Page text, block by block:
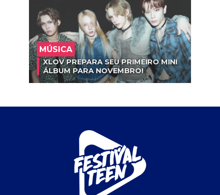
MÚSICA
XLOV PREPARA SEU PRIMEIRO MINI
ÁLBUM PARA NOVEMBRO!